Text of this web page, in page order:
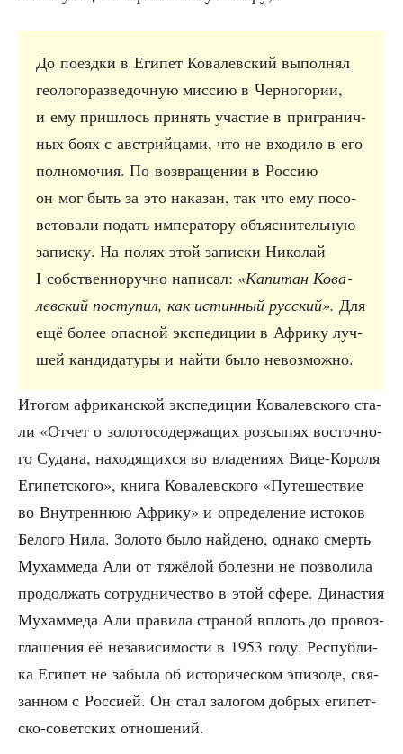
До поезд­ки в Еги­пет Кова­лев­ский выпол­нял
гео­ло­го­раз­ве­доч­ную мис­сию в Чер­но­го­рии,
и ему при­шлось при­нять уча­стие в при­гра­нич­
ных боях с австрий­ца­ми, что не вхо­ди­ло в его
пол­но­мо­чия. По воз­вра­ще­нии в Рос­сию
он мог быть за это нака­зан, так что ему посо­
ве­то­ва­ли подать импе­ра­то­ру объ­яс­ни­тель­ную
запис­ку. На полях этой запис­ки Нико­лай
I соб­ствен­но­руч­но напи­сал: «Капи­тан Кова­
лев­ский посту­пил, как истин­ный рус­ский». Для
ещё более опас­ной экс­пе­ди­ции в Афри­ку луч­
шей кан­ди­да­ту­ры и най­ти было невозможно.
Ито­гом афри­кан­ской экс­пе­ди­ции Кова­лев­ско­го ста­
ли «Отчет о золо­то­со­дер­жа­щих роз­сы­пях восточ­но­
го Суда­на, нахо­дя­щих­ся во вла­де­ни­ях Вице-Коро­ля
Еги­пет­ско­го», кни­га Кова­лев­ско­го «Путе­ше­ствие
во Внут­рен­нюю Афри­ку» и опре­де­ле­ние исто­ков
Бело­го Нила. Золо­то было най­де­но, одна­ко смерть
Мухам­ме­да Али от тяжё­лой болез­ни не поз­во­ли­ла
про­дол­жать сотруд­ни­че­ство в этой сфе­ре. Дина­стия
Мухам­ме­да Али пра­ви­ла стра­ной вплоть до про­воз­
гла­ше­ния её неза­ви­си­мо­сти в 1953 году. Рес­пуб­ли­
ка Еги­пет не забы­ла об исто­ри­че­ском эпи­зо­де, свя­
зан­ном с Рос­си­ей. Он стал зало­гом доб­рых еги­пет­
ско-совет­ских отношений.